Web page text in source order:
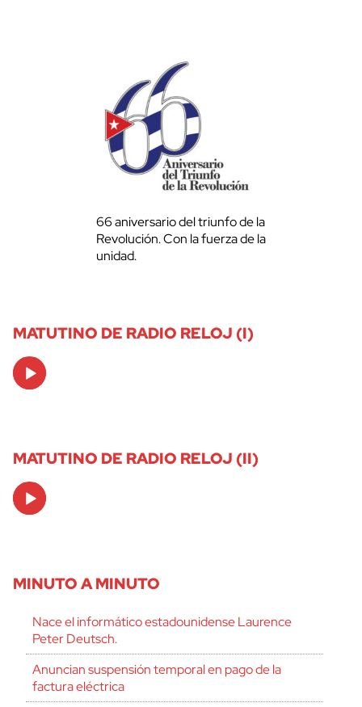
66 aniversario del triunfo de la
Revolución. Con la fuerza de la
unidad.
MATUTINO DE RADIO RELOJ (I)
Audio
Player
MATUTINO DE RADIO RELOJ (II)
Audio
Player
MINUTO A MINUTO
Nace el informático estadounidense Laurence
Peter Deutsch.
Anuncian suspensión temporal en pago de la
factura eléctrica